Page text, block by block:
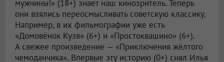
мужчины!» (18+) знает наш кинозритель. Теперь
они взялись переосмысливать советскую классику.
Например, в их фильмографии уже есть
«Домовёнок Кузя» (6+) и «Простоквашино» (6+).
А свежее произведение — «Приключения жёлтого
чемоданчика». Впервые эту историю (0+) снял Илья